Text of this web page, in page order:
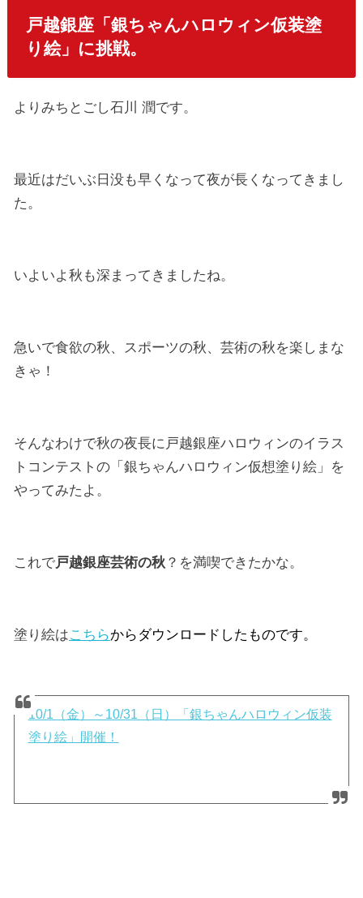
戸越銀座「銀ちゃんハロウィン仮装塗
り絵」に挑戦。
よりみちとごし石川 潤です。
最近はだいぶ日没も早くなって夜が長くなってきまし
た。
いよいよ秋も深まってきましたね。
急いで食欲の秋、スポーツの秋、芸術の秋を楽しまな
きゃ！
そんなわけで秋の夜長に戸越銀座ハロウィンのイラス
トコンテストの「銀ちゃんハロウィン仮想塗り絵」を
やってみたよ。
これで戸越銀座芸術の秋 ？を満喫できたかな。
塗り絵はこちらからダウンロードしたものです。
10/1（金）～10/31（日）「銀ちゃんハロウィン仮装
塗り絵」開催！